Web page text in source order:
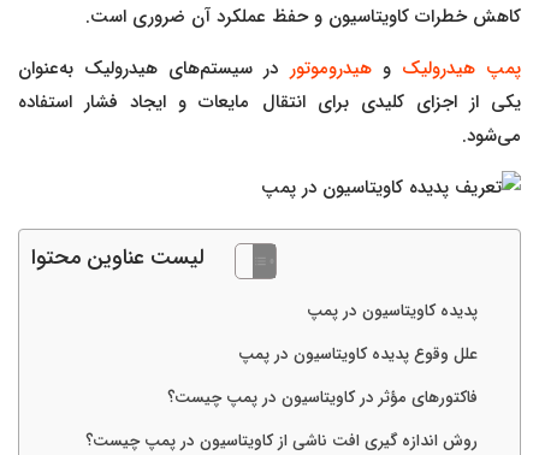
کاهش خطرات کاویتاسیون و حفظ عملکرد آن ضروری است.
پمپ هیدرولیک وهیدروموتور در سیستم‌های هیدرولیک به‌عنوان
یکی از اجزای کلیدی برای انتقال مایعات و ایجاد فشار استفاده
می‌شود.
لیست عناوین محتوا
پدیده کاویتاسیون در پمپ
علل وقوع پدیده کاویتاسیون در پمپ
فاکتورهای مؤثر در کاویتاسیون در پمپ چیست؟
روش اندازه گیری افت ناشی از کاویتاسیون در پمپ چیست؟